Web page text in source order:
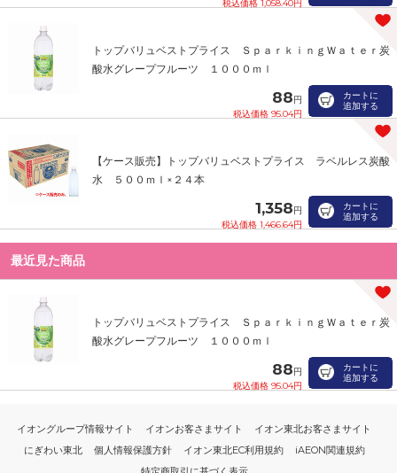
税込価格 1,058.40円
トップバリュベストプライス ＳｐａｒｋｉｎｇＷａｔｅｒ炭
酸水グレープフルーツ １０００ｍｌ
88円
税込価格 95.04円
カートに
追加する
【ケース販売】トップバリュベストプライス ラベルレス炭酸
水 ５００ｍｌ×２４本
1,358円
税込価格 1,466.64円
カートに
追加する
最近見た商品
トップバリュベストプライス ＳｐａｒｋｉｎｇＷａｔｅｒ炭
酸水グレープフルーツ １０００ｍｌ
88円
税込価格 95.04円
カートに
追加する
イオングループ情報サイト イオンお客さまサイト
イオン東北お客さまサイト
にぎわい東北
個人情報保護方針 イオン東北EC利用規約
iAEON関連規約